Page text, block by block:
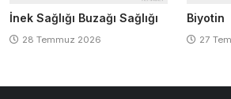
İnek Sağlığı Buzağı Sağlığı
28 Temmuz 2026
Biyotin
27